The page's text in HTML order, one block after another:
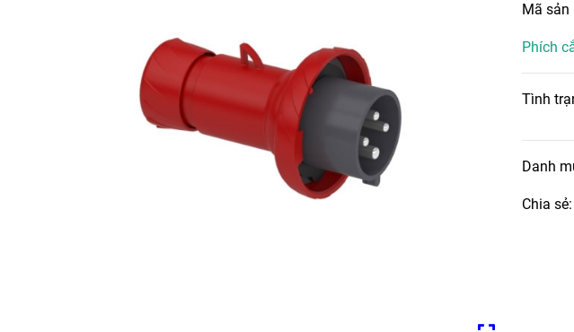
Mã sản
Phích
Tình
Danh
Chia sẻ: